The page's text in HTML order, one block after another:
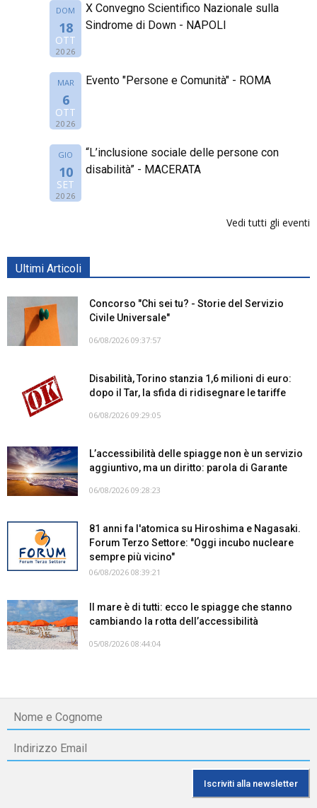
DOM
18
OTT
2026
X Convegno Scientifico Nazionale sulla
Sindrome di Down - NAPOLI
MAR
6
OTT
2026
Evento "Persone e Comunità" - ROMA
GIO
10
SET
2026
“L’inclusione sociale delle persone con
disabilità” - MACERATA
Vedi tutti gli eventi
Ultimi Articoli
Concorso "Chi sei tu? - Storie del Servizio
Civile Universale"
06/08/2026 09:37:57
Disabilità, Torino stanzia 1,6 milioni di euro:
dopo il Tar, la sfida di ridisegnare le tariffe
06/08/2026 09:29:05
L’accessibilità delle spiagge non è un servizio
aggiuntivo, ma un diritto: parola di Garante
06/08/2026 09:28:23
81 anni fa l'atomica su Hiroshima e Nagasaki.
Forum Terzo Settore: "Oggi incubo nucleare
sempre più vicino"
06/08/2026 08:39:21
Il mare è di tutti: ecco le spiagge che stanno
cambiando la rotta dell’accessibilità
05/08/2026 08:44:04